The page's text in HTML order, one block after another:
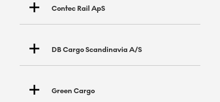
Contec Rail ApS
DB Cargo Scandinavia A/S
Green Cargo